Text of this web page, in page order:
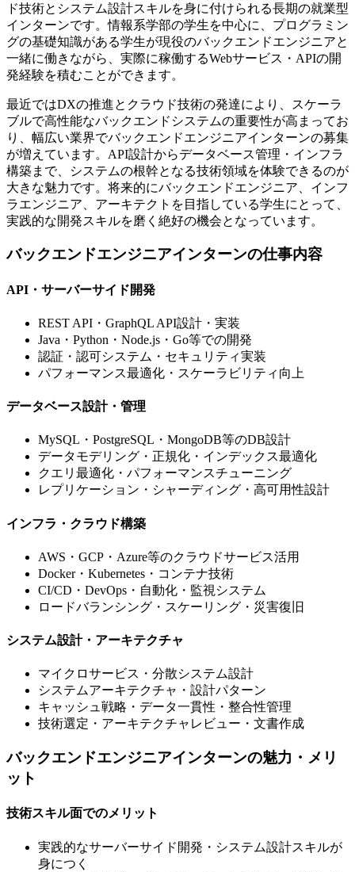
ド技術とシステム設計スキルを身に付けられる長期の就業型
インターンです。情報系学部の学生を中心に、プログラミン
グの基礎知識がある学生が現役のバックエンドエンジニアと
一緒に働きながら、実際に稼働するWebサービス・APIの開
発経験を積むことができます。
最近ではDXの推進とクラウド技術の発達により、スケーラ
ブルで高性能なバックエンドシステムの重要性が高まってお
り、幅広い業界でバックエンドエンジニアインターンの募集
が増えています。API設計からデータベース管理・インフラ
構築まで、システムの根幹となる技術領域を体験できるのが
大きな魅力です。将来的にバックエンドエンジニア、インフ
ラエンジニア、アーキテクトを目指している学生にとって、
実践的な開発スキルを磨く絶好の機会となっています。
バックエンドエンジニアインターンの仕事内容
API・サーバーサイド開発
REST API・GraphQL API設計・実装
Java・Python・Node.js・Go等での開発
認証・認可システム・セキュリティ実装
パフォーマンス最適化・スケーラビリティ向上
データベース設計・管理
MySQL・PostgreSQL・MongoDB等のDB設計
データモデリング・正規化・インデックス最適化
クエリ最適化・パフォーマンスチューニング
レプリケーション・シャーディング・高可用性設計
インフラ・クラウド構築
AWS・GCP・Azure等のクラウドサービス活用
Docker・Kubernetes・コンテナ技術
CI/CD・DevOps・自動化・監視システム
ロードバランシング・スケーリング・災害復旧
システム設計・アーキテクチャ
マイクロサービス・分散システム設計
システムアーキテクチャ・設計パターン
キャッシュ戦略・データ一貫性・整合性管理
技術選定・アーキテクチャレビュー・文書作成
バックエンドエンジニアインターンの魅力・メリ
ット
技術スキル面でのメリット
実践的なサーバーサイド開発・システム設計スキルが
身につく